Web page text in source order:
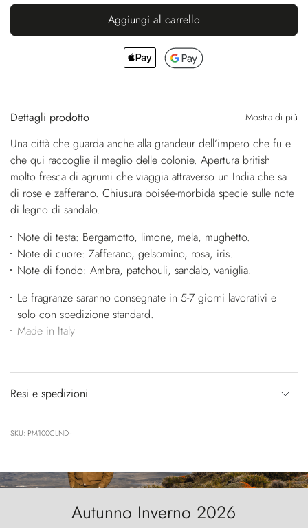
Aggiungi al carrello
Dettagli prodotto Mostra di più
Una città che guarda anche alla grandeur dell’impero che fu e
che qui raccoglie il meglio delle colonie. Apertura british
molto fresca di agrumi che viaggia attraverso un India che sa
di rose e zafferano. Chiusura boisée-morbida specie sulle note
di legno di sandalo.
Note di testa: Bergamotto, limone, mela, mughetto.
Note di cuore: Zafferano, gelsomino, rosa, iris.
Note di fondo: Ambra, patchouli, sandalo, vaniglia.
Le fragranze saranno consegnate in 5-7 giorni lavorativi e
solo con spedizione standard.
Made in Italy
Resi e spedizioni
SKU: PM100CLND--
Autunno Inverno 2026